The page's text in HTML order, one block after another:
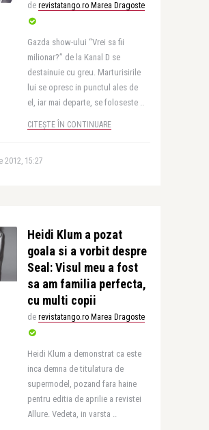
de revistatango.ro Marea Dragoste
Gazda show-ului “Vrei sa fii
milionar?” de la Kanal D se
destainuie cu greu. Marturisirile
lui se opresc in punctul ales de
el, iar mai departe, se foloseste ..
CITEȘTE ÎN CONTINUARE
15:27
Heidi Klum a pozat
goala si a vorbit despre
Seal: Visul meu a fost
sa am familia perfecta,
cu multi copii
de revistatango.ro Marea Dragoste
Heidi Klum a demonstrat ca este
inca demna de titulatura de
supermodel, pozand fara haine
pentru editia de aprilie a revistei
Allure. Vedeta, in varsta ..